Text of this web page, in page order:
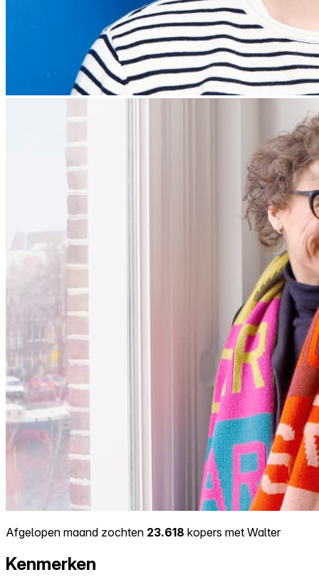
Afgelopen maand zochten 23.618 kopers met Walter
Kenmerken